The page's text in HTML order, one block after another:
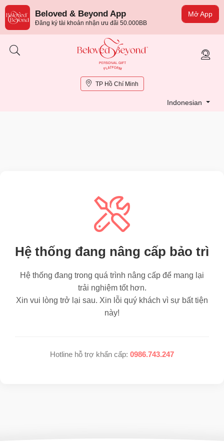
Mở App
Beloved & Beyond App
Đăng ký tài khoản nhận ưu đãi 50.000BB
TP Hồ Chí Minh
Indonesian
Hệ thống đang nâng cấp bảo trì
Hệ thống đang trong quá trình nâng cấp để mang lại
trải nghiệm tốt hơn.
Xin vui lòng trở lại sau. Xin lỗi quý khách vì sự bất tiện
này!
Hotline hỗ trợ khẩn cấp: 0986.743.247